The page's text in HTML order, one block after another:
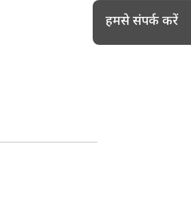
हमसे संपर्क करें